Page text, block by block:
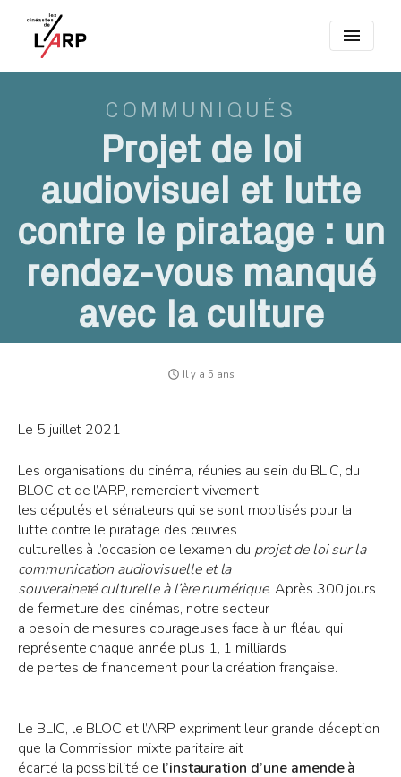
menu
COMMUNIQUÉS
Projet de loi
audiovisuel et lutte
contre le piratage : un
rendez-vous manqué
avec la culture
access_time Il y a 5 ans
Le 5 juillet 2021
Les organisations du cinéma, réunies au sein du BLIC, du
BLOC et de l’ARP, remercient vivement
les députés et sénateurs qui se sont mobilisés pour la
lutte contre le piratage des œuvres
culturelles à l’occasion de l’examen du projet de loi sur la
communication audiovisuelle et la
souveraineté culturelle à l’ère numérique. Après 300 jours
de fermeture des cinémas, notre secteur
a besoin de mesures courageuses face à un fléau qui
représente chaque année plus 1, 1 milliards
de pertes de financement pour la création française.
Le BLIC, le BLOC et l’ARP expriment leur grande déception
que la Commission mixte paritaire ait
écarté la possibilité de l’instauration d’une amende à